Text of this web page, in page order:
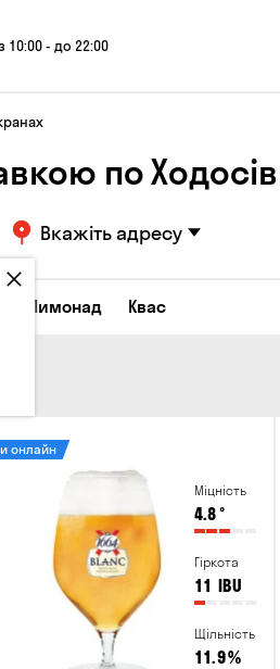
10:00 - до 22:00
по
Вкажіть адресу
Лимонад Квас
Міцність
4.8°
Гіркота
11 IBU
Щільність
11.9%
онлайн